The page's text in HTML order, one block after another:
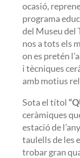
ocasió,
programa
del Museu del
nos a tots els
on es pretén
i tècniques
amb motius
Sota el títol
ceràmiques
estació de
taulells de les
trobar gran